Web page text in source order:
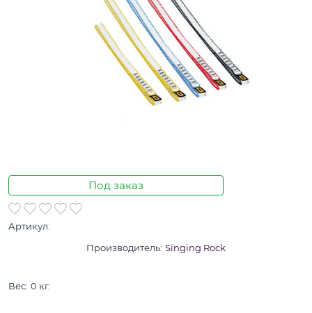
Под заказ
Артикул:
Производитель: Singing Rock
Вес: 0 кг.